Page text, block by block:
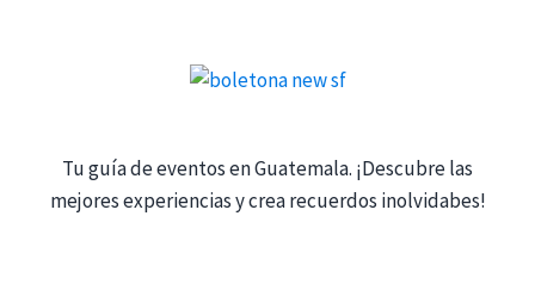
Tu guía de eventos en Guatemala. ¡Descubre las
mejores experiencias y crea recuerdos inolvidabes!